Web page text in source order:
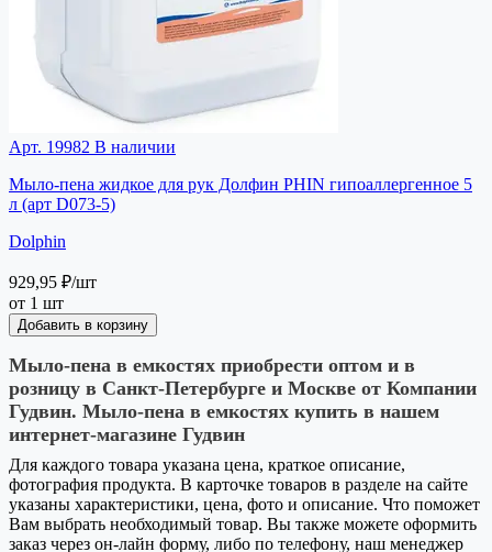
Арт. 19982 В наличии
Мыло-пена жидкое для рук Долфин PHIN гипоаллергенное 5
л (арт D073-5)
Dolphin
929,95 ₽/шт
от 1 шт
Добавить в корзину
Мыло-пена в емкостях приобрести оптом и в
розницу в Санкт-Петербурге и Москве от Компании
Гудвин. Мыло-пена в емкостях купить в нашем
интернет-магазине Гудвин
Для каждого товара указана цена, краткое описание,
фотография продукта. В карточке товаров в разделе на сайте
указаны характеристики, цена, фото и описание. Что поможет
Вам выбрать необходимый товар. Вы также можете оформить
заказ через он-лайн форму, либо по телефону, наш менеджер